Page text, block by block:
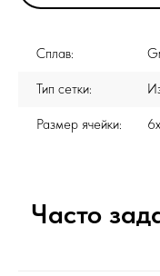
Сплав:
Тип сетки:
Размер ячейки:
Часто